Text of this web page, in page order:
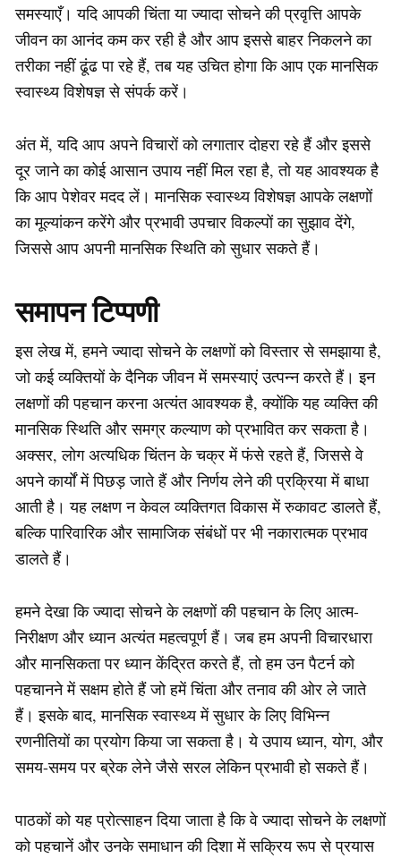
समस्याएँ। यदि आपकी चिंता या ज्यादा सोचने की प्रवृत्ति आपके
जीवन का आनंद कम कर रही है और आप इससे बाहर निकलने का
तरीका नहीं ढूंढ पा रहे हैं, तब यह उचित होगा कि आप एक मानसिक
स्वास्थ्य विशेषज्ञ से संपर्क करें।
अंत में, यदि आप अपने विचारों को लगातार दोहरा रहे हैं और इससे
दूर जाने का कोई आसान उपाय नहीं मिल रहा है, तो यह आवश्यक है
कि आप पेशेवर मदद लें। मानसिक स्वास्थ्य विशेषज्ञ आपके लक्षणों
का मूल्यांकन करेंगे और प्रभावी उपचार विकल्पों का सुझाव देंगे,
जिससे आप अपनी मानसिक स्थिति को सुधार सकते हैं।
समापन टिप्पणी
इस लेख में, हमने ज्यादा सोचने के लक्षणों को विस्तार से समझाया है,
जो कई व्यक्तियों के दैनिक जीवन में समस्याएं उत्पन्न करते हैं। इन
लक्षणों की पहचान करना अत्यंत आवश्यक है, क्योंकि यह व्यक्ति की
मानसिक स्थिति और समग्र कल्याण को प्रभावित कर सकता है।
अक्सर, लोग अत्यधिक चिंतन के चक्र में फंसे रहते हैं, जिससे वे
अपने कार्यों में पिछड़ जाते हैं और निर्णय लेने की प्रक्रिया में बाधा
आती है। यह लक्षण न केवल व्यक्तिगत विकास में रुकावट डालते हैं,
बल्कि पारिवारिक और सामाजिक संबंधों पर भी नकारात्मक प्रभाव
डालते हैं।
हमने देखा कि ज्यादा सोचने के लक्षणों की पहचान के लिए आत्म-
निरीक्षण और ध्यान अत्यंत महत्वपूर्ण हैं। जब हम अपनी विचारधारा
और मानसिकता पर ध्यान केंद्रित करते हैं, तो हम उन पैटर्न को
पहचानने में सक्षम होते हैं जो हमें चिंता और तनाव की ओर ले जाते
हैं। इसके बाद, मानसिक स्वास्थ्य में सुधार के लिए विभिन्न
रणनीतियों का प्रयोग किया जा सकता है। ये उपाय ध्यान, योग, और
समय-समय पर ब्रेक लेने जैसे सरल लेकिन प्रभावी हो सकते हैं।
पाठकों को यह प्रोत्साहन दिया जाता है कि वे ज्यादा सोचने के लक्षणों
को पहचानें और उनके समाधान की दिशा में सक्रिय रूप से प्रयास